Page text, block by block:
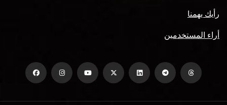
رأيك يهمنا
أراء المستخدمين